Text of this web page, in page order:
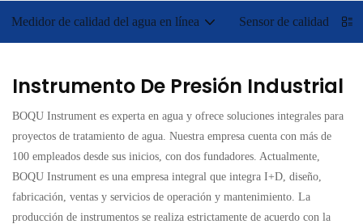
Medidor de calidad del agua en línea Sensor de calidad del
Instrumento De Presión Industrial
BOQU Instrument es experta en agua y ofrece soluciones integrales para
proyectos de tratamiento de agua. Nuestra empresa cuenta con más de
100 empleados desde sus inicios, con dos fundadores. Actualmente,
BOQU Instrument es una empresa integral que integra I+D, diseño,
fabricación, ventas y servicios de operación y mantenimiento. La
producción de instrumentos se realiza estrictamente de acuerdo con la